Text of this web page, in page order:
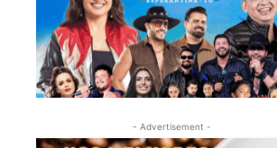
- Advertisement -